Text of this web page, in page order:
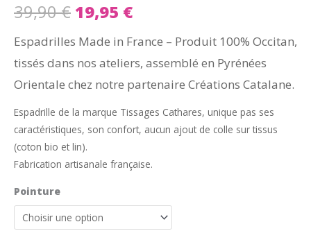
39,90€ 19,95 €
Espadrilles Made in France – Produit 100% Occitan,
tissés dans nos ateliers, assemblé en Pyrénées
Orientale chez notre partenaire Créations Catalane.
Espadrille de la marque Tissages Cathares, unique pas ses
caractéristiques, son confort, aucun ajout de colle sur tissus
(coton bio et lin).
Fabrication artisanale française.
Pointure